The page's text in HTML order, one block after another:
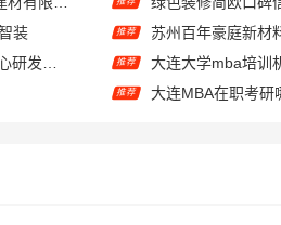
装 推荐
推荐
推荐 大连MBA在职考研
推荐